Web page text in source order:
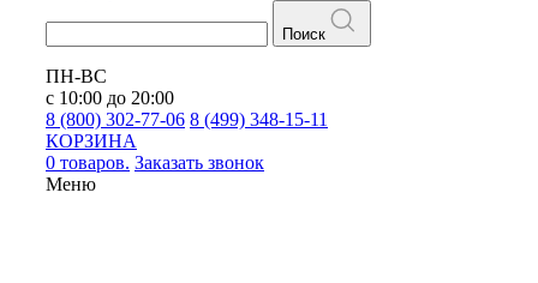
Поиск
ПН-ВС
с 10:00 до 20:00
8 (800) 302-77-06 8 (499) 348-15-11
КОРЗИНА
0 товаров. Заказать звонок
Меню